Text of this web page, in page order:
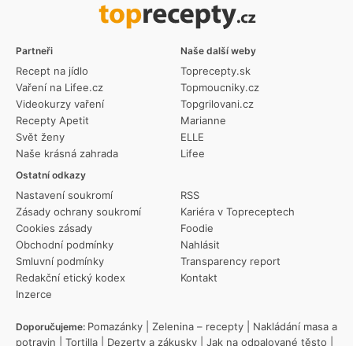
Partneři
Recept na jídlo
Vaření na Lifee.cz
Videokurzy vaření
Recepty Apetit
Svět ženy
Naše krásná zahrada
Ostatní odkazy
Nastavení soukromí
Zásady ochrany soukromí
Cookies zásady
Obchodní podmínky
Smluvní podmínky
Redakční etický kodex
Inzerce
RSS
Kariéra v Topreceptech
Foodie
Nahlásit
Transparency report
Kontakt
Naše další weby
Toprecepty.sk
Topmoucniky.cz
Topgrilovani.cz
Marianne
ELLE
Lifee
Doporučujeme: Pomazánky Zelenina – recepty
Nakládání masa a
potravin
Tortilla Dezerty a zákusky Jak na odpalované těsto